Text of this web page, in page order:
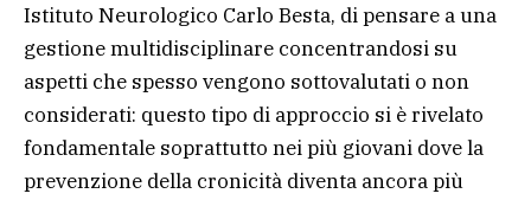
Istituto Neurologico Carlo Besta, di pensare a una
gestione multidisciplinare concentrandosi su
aspetti che spesso vengono sottovalutati o non
considerati: questo tipo di approccio si è rivelato
fondamentale soprattutto nei più giovani dove la
prevenzione della cronicità diventa ancora più